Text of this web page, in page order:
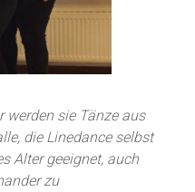
werden sie Tänze aus
die Linedance selbst
Alter geeignet, auch
zu